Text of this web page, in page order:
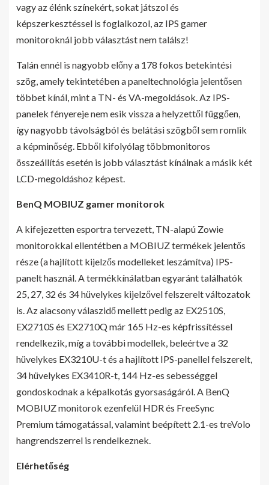
vagy az élénk színekért, sokat játszol és
képszerkesztéssel is foglalkozol, az IPS gamer
monitoroknál jobb választást nem találsz!
Talán ennél is nagyobb előny a 178 fokos betekintési
szög, amely tekintetében a paneltechnológia jelentősen
többet kínál, mint a TN- és VA-megoldások. Az IPS-
panelek fényereje nem esik vissza a helyzettől függően,
így nagyobb távolságból és belátási szögből sem romlik
a képminőség. Ebből kifolyólag többmonitoros
összeállítás esetén is jobb választást kínálnak a másik két
LCD-megoldáshoz képest.
BenQ MOBIUZ gamer monitorok
A kifejezetten esportra tervezett, TN-alapú Zowie
monitorokkal ellentétben a MOBIUZ termékek jelentős
része (a hajlított kijelzős modelleket leszámítva) IPS-
panelt használ. A termékkínálatban egyaránt találhatók
25, 27, 32 és 34 hüvelykes kijelzővel felszerelt változatok
is. Az alacsony válaszidő mellett pedig az EX2510S,
EX2710S és EX2710Q már 165 Hz-es képfrissítéssel
rendelkezik, míg a további modellek, beleértve a 32
hüvelykes EX3210U-t és a hajlított IPS-panellel felszerelt,
34 hüvelykes EX3410R-t, 144 Hz-es sebességgel
gondoskodnak a képalkotás gyorsaságáról. A BenQ
MOBIUZ monitorok ezenfelül HDR és FreeSync
Premium támogatással, valamint beépített 2.1-es treVolo
hangrendszerrel is rendelkeznek.
Elérhetőség